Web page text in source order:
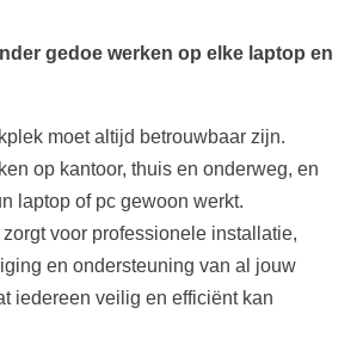
gedoe werken op elke laptop en
moet altijd betrouwbaar zijn.
op kantoor, thuis en onderweg, en
laptop of pc gewoon werkt.
voor professionele installatie,
en ondersteuning van al jouw
iedereen veilig en efficiënt kan